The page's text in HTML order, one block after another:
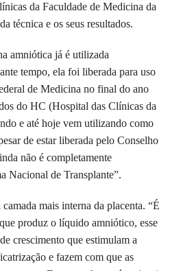
da Faculdade de Medicina da
técnica e os seus resultados.
amniótica já é utilizada
tempo, ela foi liberada para uso
de Medicina no final do ano
do HC (Hospital das Clínicas da
e até hoje vem utilizando como
de estar liberada pelo Conselho
não é completamente
Nacional de Transplante”.
mais interna da placenta. “É
produz o líquido amniótico, esse
crescimento que estimulam a
e fazem com que as